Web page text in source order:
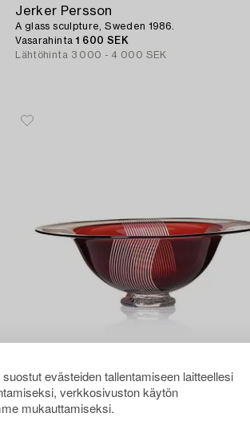
evästeiden tallentamiseen laitteellesi
verkkosivuston käytön
mukauttamiseksi.
Jerker Persson
A glass sculpture, Sweden 1986.
Vasarahinta 1 600 SEK
Lähtöhinta 3 000 - 4 000 SEK
24
Klas-Göran Tinbäck
A burgundy coloured glass bowl, Sweden 1987,